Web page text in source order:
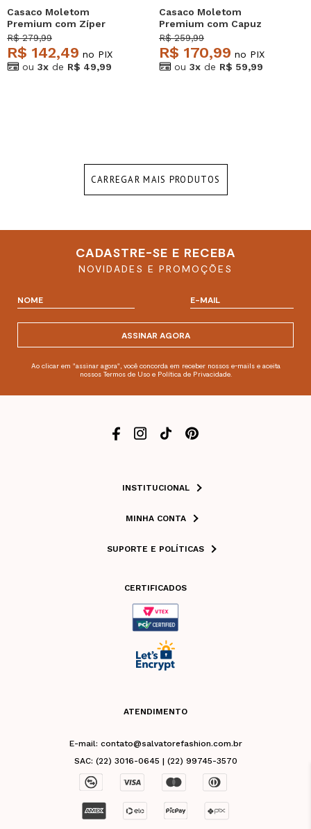
Casaco Moletom
Premium com Zíper
Marfim Salvatore
R$ 279,99
R$ 142,49 no PIX
ou 3x de R$ 49,99
Casaco Moletom
Premium com Capuz
Caramelo Salvatore
R$ 259,99
R$ 170,99 no PIX
ou 3x de R$ 59,99
CARREGAR MAIS PRODUTOS
CADASTRE-SE E RECEBA
NOVIDADES E PROMOÇÕES
ASSINAR AGORA
Ao clicar em "assinar agora", você concorda em receber nossos e-mails e aceita
nossos Termos de Uso e Política de Privacidade.
INSTITUCIONAL
MINHA CONTA
SUPORTE E POLÍTICAS
CERTIFICADOS
ATENDIMENTO
E-mail: contato@salvatorefashion.com.br
SAC: (22) 3016-0645 | (22) 99745-3570